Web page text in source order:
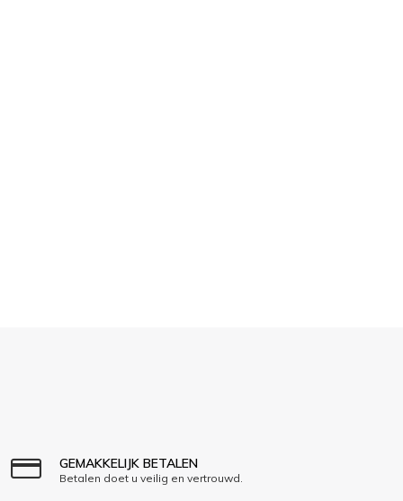
GEMAKKELIJK BETALEN
Betalen doet u veilig en vertrouwd.